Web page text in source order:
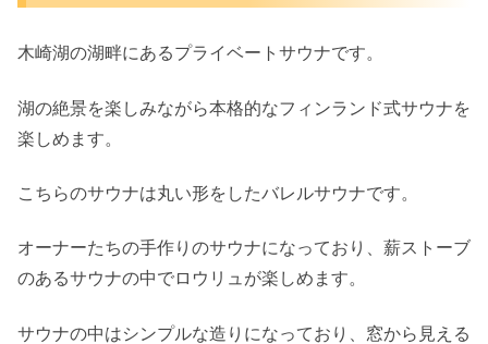
木崎湖の湖畔にあるプライベートサウナです。
湖の絶景を楽しみながら本格的なフィンランド式サウナを
楽しめます。
こちらのサウナは丸い形をしたバレルサウナです。
オーナーたちの手作りのサウナになっており、薪ストーブ
のあるサウナの中でロウリュが楽しめます。
サウナの中はシンプルな造りになっており、窓から見える